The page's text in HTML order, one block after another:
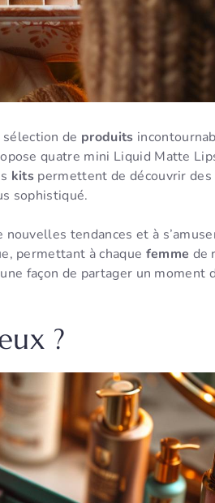
de produits
quatre mini Liquid Matte
kits permettent de découvrir des
sophistiqué.
tendances et à
permettant à chaque femme de
façon de partager un moment
?